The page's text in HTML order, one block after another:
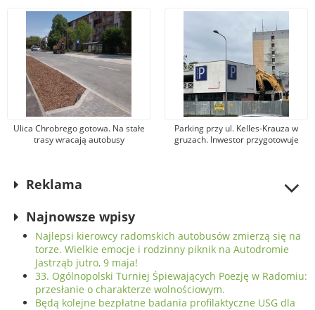
Autodromie Jastrząb jutro, 9 maja!
Ulica Chrobrego gotowa. Na stałe
trasy wracają autobusy
Parking przy ul. Kelles-Krauza w
gruzach. Inwestor przygotowuje
Reklama
Najnowsze wpisy
Najlepsi kierowcy radomskich autobusów zmierzą się na
torze. Wielkie emocje i rodzinny piknik na Autodromie
Jastrząb jutro, 9 maja!
33. Ogólnopolski Turniej Śpiewających Poezję w Radomiu:
przesłanie o charakterze wolnościowym.
Będą kolejne bezpłatne badania profilaktyczne USG dla